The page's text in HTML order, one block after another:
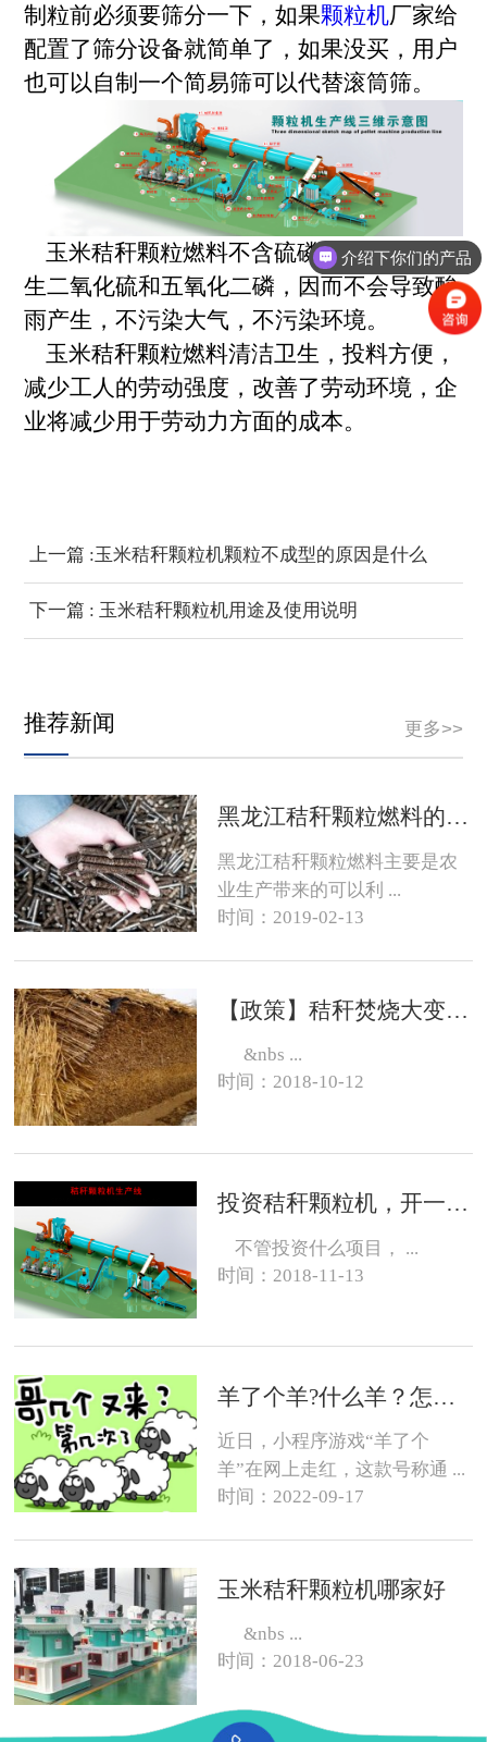
制粒前必须要筛分一下，如果颗粒机厂家给
配置了筛分设备就简单了，如果没买，用户
也可以自制一个简易筛可以代替滚筒筛。
玉米秸秆颗粒燃料不含硫磷，燃烧时不产
生二氧化硫和五氧化二磷，因而不会导致酸
雨产生，不污染大气，不污染环境。
玉米秸秆颗粒燃料清洁卫生，投料方便，
减少工人的劳动强度，改善了劳动环境，企
业将减少用于劳动力方面的成本。
上一篇 :玉米秸秆颗粒机颗粒不成型的原因是什么
呢？
下一篇 : 玉米秸秆颗粒机用途及使用说明
更多>>
推荐新闻
黑龙江秸秆颗粒燃料的销路在哪？
黑龙江秸秆颗粒燃料主要是农
业生产带来的可以利 ...
时间：2019-02-13
【政策】秸秆焚烧大变化，有的地方可以烧了
&nbs ...
时间：2018-10-12
投资秸秆颗粒机，开一个生物质燃料颗粒厂大约需要投资多少钱？
不管投资什么项目， ...
时间：2018-11-13
羊了个羊?什么羊？怎么养？
近日，小程序游戏“羊了个
羊”在网上走红，这款号称通 ...
时间：2022-09-17
玉米秸秆颗粒机哪家好
&nbs ...
时间：2018-06-23
介绍下你们的产品